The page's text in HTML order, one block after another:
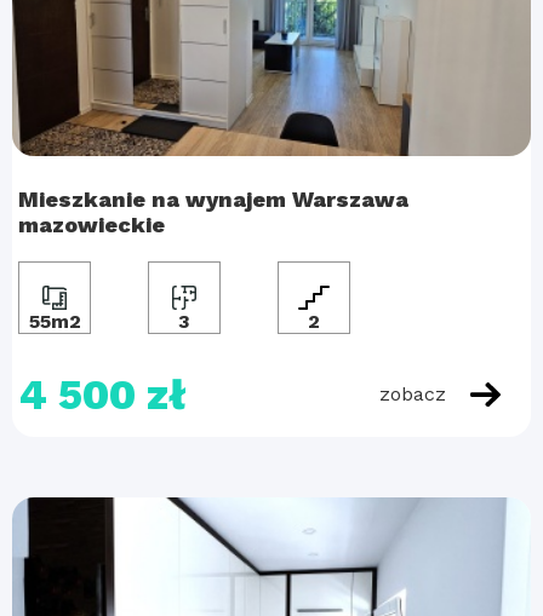
Mieszkanie na wynajem Warszawa
mazowieckie
55m2 3 2
4 500 zł zobacz